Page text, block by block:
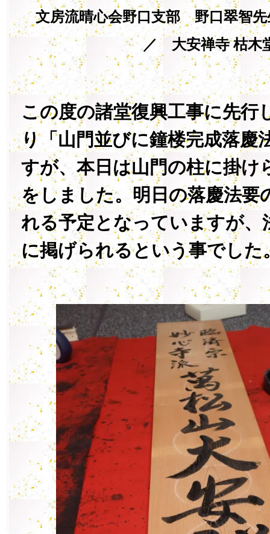
文房流晴心会野口支部 野口翠智
／ 大安禅寺 枯木
この度の諸堂復興工事に先行
り「山門並びに鐘楼完成落慶
すが、本日は山門の柱に掛け
をしました。明日の落慶法要
れる予定となっていますが、
に掲げられるという事でした